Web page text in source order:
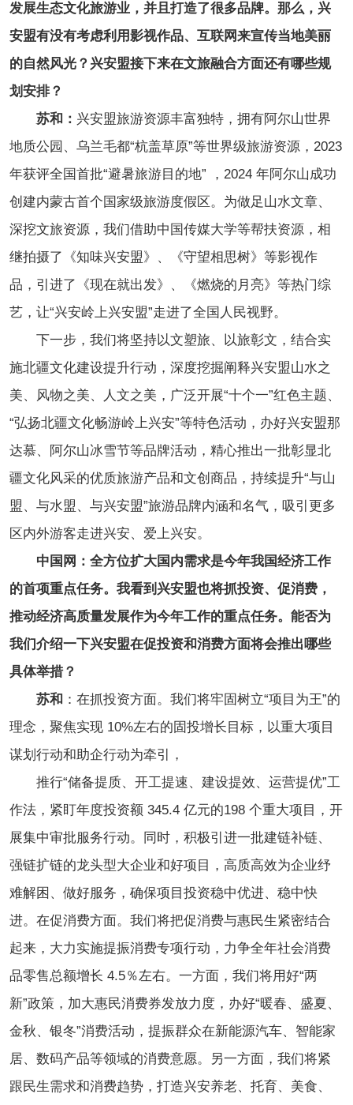
发展生态文化旅游业，并且打造了很多品牌。那么，兴
安盟有没有考虑利用影视作品、互联网来宣传当地美丽
的自然风光？兴安盟接下来在文旅融合方面还有哪些规
划安排？
苏和： 兴安盟旅游资源丰富独特，拥有阿尔山世界
地质公园、乌兰毛都“杭盖草原”等世界级旅游资源，2023
年获评全国首批“避暑旅游目的地” ，2024 年阿尔山成功
创建内蒙古首个国家级旅游度假区。为做足山水文章、
深挖文旅资源，我们借助中国传媒大学等帮扶资源，相
继拍摄了《知味兴安盟》、《守望相思树》等影视作
品，引进了《现在就出发》、《燃烧的月亮》等热门综
艺，让“兴安岭上兴安盟”走进了全国人民视野。
下一步，我们将坚持以文塑旅、以旅彰文，结合实
施北疆文化建设提升行动，深度挖掘阐释兴安盟山水之
美、风物之美、人文之美，广泛开展“十个一”红色主题、
“弘扬北疆文化畅游岭上兴安”等特色活动，办好兴安盟那
达慕、阿尔山冰雪节等品牌活动，精心推出一批彰显北
疆文化风采的优质旅游产品和文创商品，持续提升“与山
盟、与水盟、与兴安盟”旅游品牌内涵和名气，吸引更多
区内外游客走进兴安、爱上兴安。
中国网：全方位扩大国内需求是今年我国经济工作
的首项重点任务。我看到兴安盟也将抓投资、促消费，
推动经济高质量发展作为今年工作的重点任务。能否为
我们介绍一下兴安盟在促投资和消费方面将会推出哪些
具体举措？
苏和 ：在抓投资方面。我们将牢固树立“项目为王”的
理念，聚焦实现 10%左右的固投增长目标，以重大项目
谋划行动和助企行动为牵引，
推行“储备提质、开工提速、建设提效、运营提优”工
作法，紧盯年度投资额 345.4 亿元的198 个重大项目，开
展集中审批服务行动。同时，积极引进一批建链补链、
强链扩链的龙头型大企业和好项目，高质高效为企业纾
难解困、做好服务，确保项目投资稳中优进、稳中快
进。在促消费方面。我们将把促消费与惠民生紧密结合
起来，大力实施提振消费专项行动，力争全年社会消费
品零售总额增长 4.5％左右。一方面，我们将用好“两
新”政策，加大惠民消费券发放力度，办好“暖春、盛夏、
金秋、银冬”消费活动，提振群众在新能源汽车、智能家
居、数码产品等领域的消费意愿。另一方面，我们将紧
跟民生需求和消费趋势，打造兴安养老、托育、美食、